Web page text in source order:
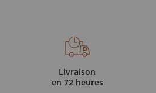
Livraison
en 72 heures